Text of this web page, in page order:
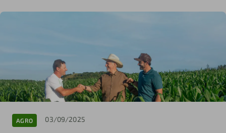
AGRO 03/09/2025